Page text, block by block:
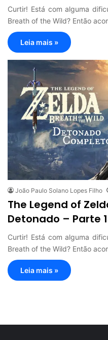
Curtir! Está com alguma
Breath of the Wild? Então
Leia mais »
João Paulo Solano Lopes Filho
The Legend of
Detonado – Parte
Curtir! Está com alguma
Breath of the Wild? Então
Leia mais »